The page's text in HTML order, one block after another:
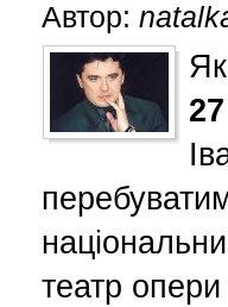
Автор:
27
театр